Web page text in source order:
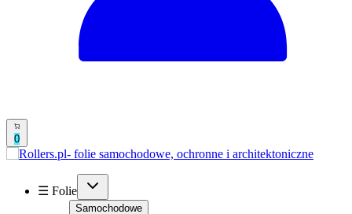
0
☰ Folie
Samochodowe